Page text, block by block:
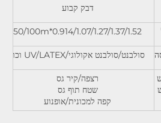
דבק קבוע
0.914/1.07/1.27/1.37/1.52*50/100m
סולבנט/סולבנט אקולוגי/UV/LATEX וכו'
רצפה/קיר גס
שטח תוף גס
קפה למכונית/אופנוע